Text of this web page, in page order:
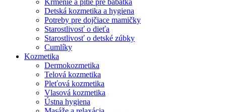
Kŕmenie a pitie pre bábätká
Detská kozmetika a hygiena
Potreby pre dojčiace mamičky
Starostlivosť o dieťa
Starostlivosť o detské zúbky
Cumlíky
Kozmetika
Dermokozmetika
Telová kozmetika
Pleťová kozmetika
Vlasová kozmetika
Ústna hygiena